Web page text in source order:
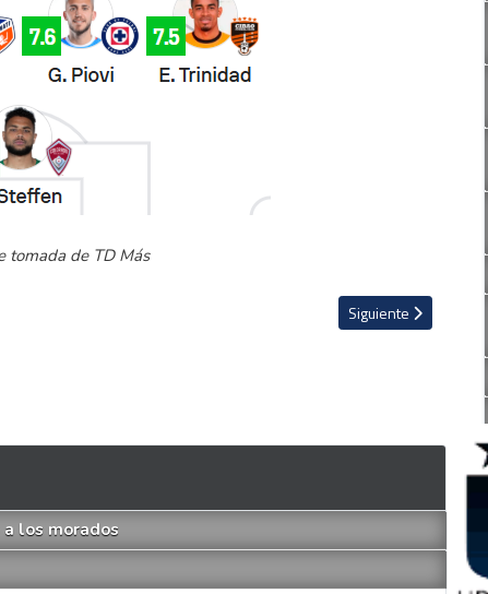
tomada de TD Más
y mete presión arriba Artículo siguiente: Lo
Siguiente
los morados